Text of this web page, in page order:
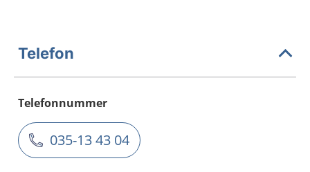
Telefon
Telefonnummer
035-13 43 04